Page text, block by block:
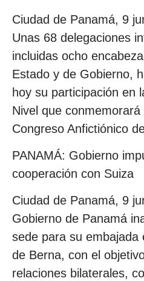
Ciudad de Panamá, 9
Unas 68 delegaciones
incluidas ocho
Estado y de Gobierno,
hoy su participación en
Nivel que
Congreso Anfictiónico
PANAMÁ: Gobierno
cooperación con Suiza
Ciudad de Panamá, 9
Gobierno de Panamá
sede para su embajada
de Berna, con el
relaciones bilaterales,